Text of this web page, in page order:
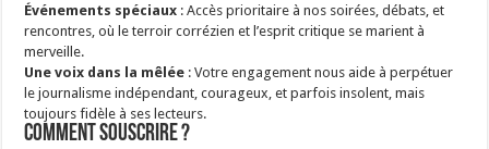
Événements spéciaux : Accès prioritaire à nos soirées, débats, et
rencontres, où le terroir corrézien et l’esprit critique se marient à
merveille.
Une voix dans la mêlée : Votre engagement nous aide à perpétuer
le journalisme indépendant, courageux, et parfois insolent, mais
toujours fidèle à ses lecteurs.
Comment souscrire ?